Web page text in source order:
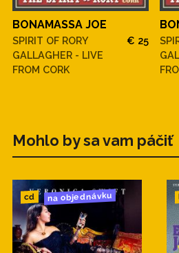
BONAMASSA JOE
SPIRIT OF RORY
GALLAGHER - LIVE
FROM CORK
€ 25
Mohlo by sa vam páčiť
cd na objednávku